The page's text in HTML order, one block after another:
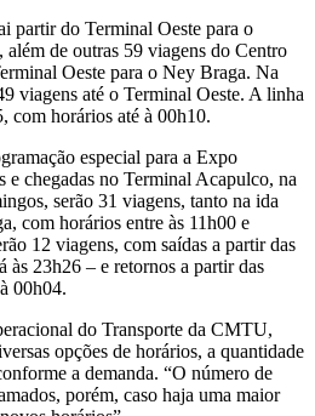
partir do Terminal Oeste para o
de outras 59 viagens do Centro
Oeste para o Ney Braga. Na
viagens até o Terminal Oeste. A linha
com horários até à 00h10.
especial para a Expo
e chegadas no Terminal Acapulco, na
serão 31 viagens, tanto na ida
com horários entre às 11h00 e
12 viagens, com saídas a partir das
às 23h26 – e retornos a partir das
00h04.
do Transporte da CMTU,
opções de horários, a quantidade
a demanda. “O número de
porém, caso haja uma maior